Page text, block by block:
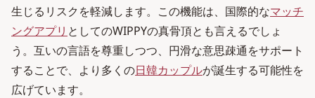
生じるリスクを軽減します。この機能は、国際的なマッチ
ングアプリ としてのWIPPYの真骨頂とも言えるでしょ
う。互いの言語を尊重しつつ、円滑な意思疎通をサポート
することで、より多くの日韓カップルが誕生する可能性を
広げています。